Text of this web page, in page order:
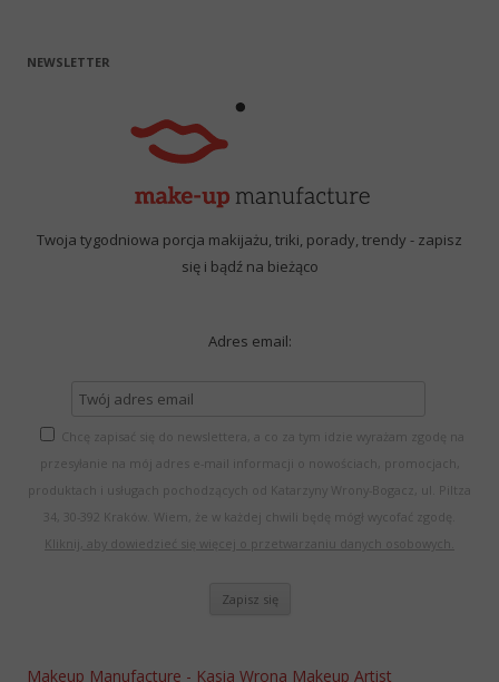
NEWSLETTER
Twoja tygodniowa porcja makijażu, triki, porady, trendy - zapisz
się i bądź na bieżąco
Adres email:
Chcę zapisać się do newslettera, a co za tym idzie wyrażam zgodę na
przesyłanie na mój adres e-mail informacji o nowościach, promocjach,
produktach i usługach pochodzących od Katarzyny Wrony-Bogacz, ul. Piltza
34, 30-392 Kraków. Wiem, że w każdej chwili będę mógł wycofać zgodę.
Kliknij, aby dowiedzieć się więcej o przetwarzaniu danych osobowych.
Makeup Manufacture - Kasia Wrona Makeup Artist